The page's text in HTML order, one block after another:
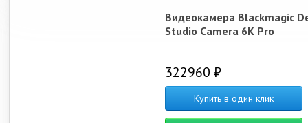
Видеокамера Blackmagic
Studio Camera 6K Pro
322960 ₽
Купить в один клик